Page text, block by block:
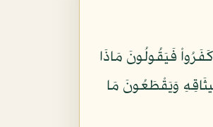
فَيَقُولُونَ مَاذَا
عَهْدَ اللَّهِ مِن بَعْدِ مِيثَاقِهِ وَيَقْطَعُونَ مَا